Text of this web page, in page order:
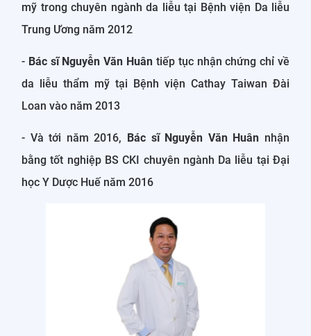
mỹ trong chuyên ngành da liễu tại Bệnh viện Da liễu
Trung Ương năm 2012
- Bác sĩ Nguyễn Văn Huân tiếp tục nhận chứng chỉ về
da liễu thẩm mỹ tại Bệnh viện Cathay Taiwan Đài
Loan vào năm 2013
- Và tới năm 2016, Bác sĩ Nguyễn Văn Huân nhận
bằng tốt nghiệp BS CKI chuyên ngành Da liễu tại Đại
học Y Dược Huế năm 2016